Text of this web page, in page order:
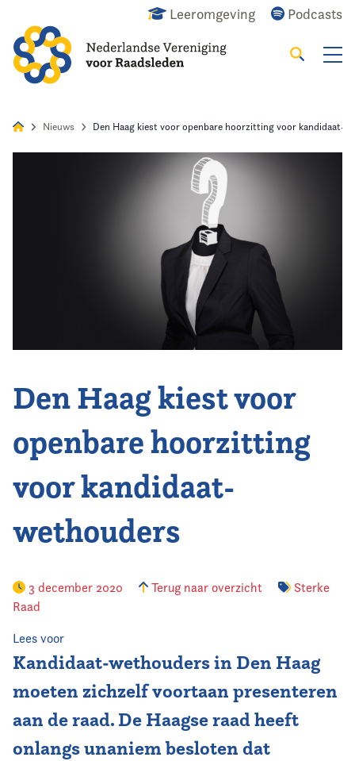
Leeromgeving Podcasts
Zoeken
Vereniging
Nieuws Den Haag kiest voor openbare hoorzitting voor kandidaat-
Den Haag kiest voor
openbare hoorzitting
voor kandidaat-
wethouders
3 december 2020 Terug naar overzicht
Sterke
Raad
Lees voor
Kandidaat-wethouders in Den Haag
moeten zichzelf voortaan presenteren
aan de raad. De Haagse raad heeft
onlangs unaniem besloten dat